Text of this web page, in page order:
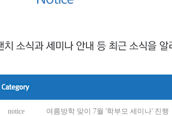
notice 여름방학 맞이 7월 '학부모 세미나' 진행